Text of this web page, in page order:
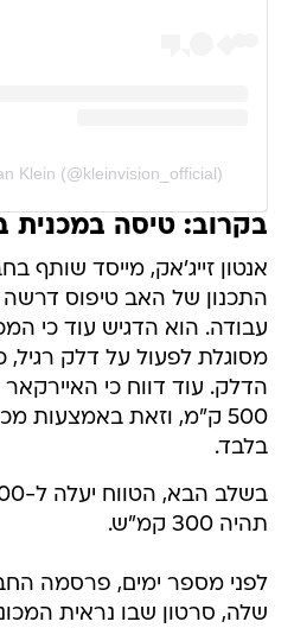
Klein (@kleinvision_official)
בקרוב: טיסה במכנית
אנטון זייג'אק, מייסד שותף
עבודה. הוא הדגיש עוד כי
מסוגלת לפעול על דלק
הדלק. עוד דווח כי
בלבד.
תהיה 300 קמ"ש.
לפני מספר ימים, פרסמה
שלה, סרטון שבו נראית